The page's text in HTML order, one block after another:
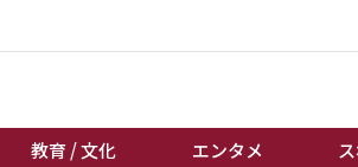
教育 / 文化 エンタメ